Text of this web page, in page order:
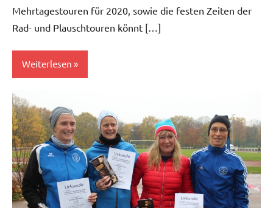
Mehrtagestouren für 2020, sowie die festen Zeiten der
Rad- und Plauschtouren könnt […]
Weiterlesen
News